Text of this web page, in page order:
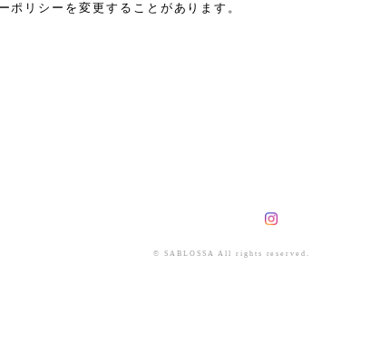
リシーを変更することがあります。
© SABLOSSA All rights reserved.